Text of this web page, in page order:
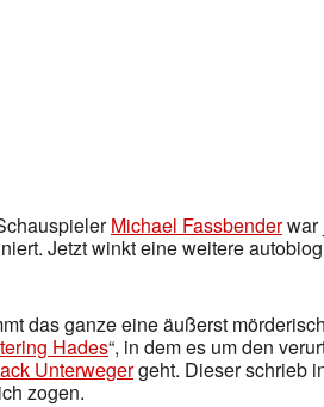
Michael Fassbenderwar
Jetzt winkt eine weitere
das ganze eine äußerst
Hades“, in dem es um den
Unterwegergeht. Dieser schrieb
zogen.